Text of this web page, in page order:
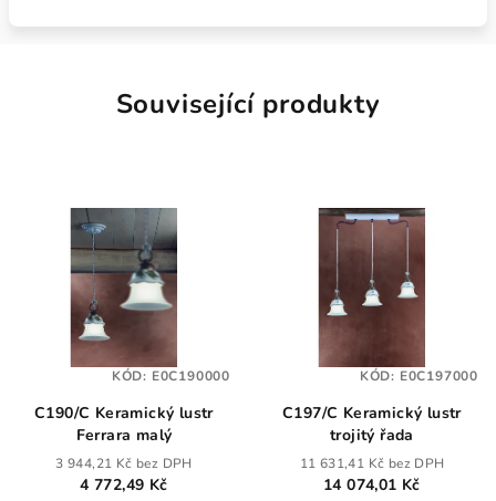
Související produkty
C190/C Keramický lustr
Ferrara malý
3 944,21 Kč bez DPH
4 772,49 Kč
KÓD: E0C190000
C197/C Keramický lustr
trojitý řada
11 631,41 Kč bez DPH
14 074,01 Kč
KÓD: E0C197000